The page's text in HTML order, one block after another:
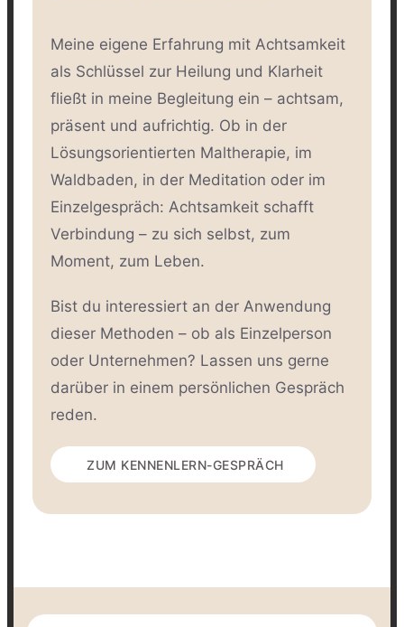
Meine eigene Erfahrung mit Achtsamkeit
als Schlüssel zur Heilung und Klarheit
fließt in meine Begleitung ein – achtsam,
präsent und aufrichtig. Ob in der
Lösungsorientierten Maltherapie, im
Waldbaden, in der Meditation oder im
Einzelgespräch: Achtsamkeit schafft
Verbindung – zu sich selbst, zum
Moment, zum Leben.
Bist du interessiert an der Anwendung
dieser Methoden – ob als Einzelperson
oder Unternehmen? Lassen uns gerne
darüber in einem persönlichen Gespräch
reden.
ZUM KENNENLERN-GESPRÄCH